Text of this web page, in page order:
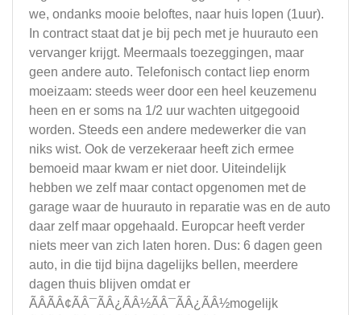
we, ondanks mooie beloftes, naar huis lopen (1uur).
In contract staat dat je bij pech met je huurauto een
vervanger krijgt. Meermaals toezeggingen, maar
geen andere auto. Telefonisch contact liep enorm
moeizaam: steeds weer door een heel keuzemenu
heen en er soms na 1/2 uur wachten uitgegooid
worden. Steeds een andere medewerker die van
niks wist. Ook de verzekeraar heeft zich ermee
bemoeid maar kwam er niet door. Uiteindelijk
hebben we zelf maar contact opgenomen met de
garage waar de huurauto in reparatie was en de auto
daar zelf maar opgehaald. Europcar heeft verder
niets meer van zich laten horen. Dus: 6 dagen geen
auto, in die tijd bijna dagelijks bellen, meerdere
dagen thuis blijven omdat er
ÃÂÃÂ¢ÃÂ¯ÃÂ¿ÃÂ½ÃÂ¯ÃÂ¿ÃÂ½mogelijk